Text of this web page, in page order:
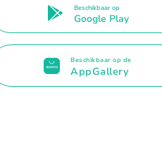
Beschikbaar op
Google Play
Beschikbaar op de
AppGallery